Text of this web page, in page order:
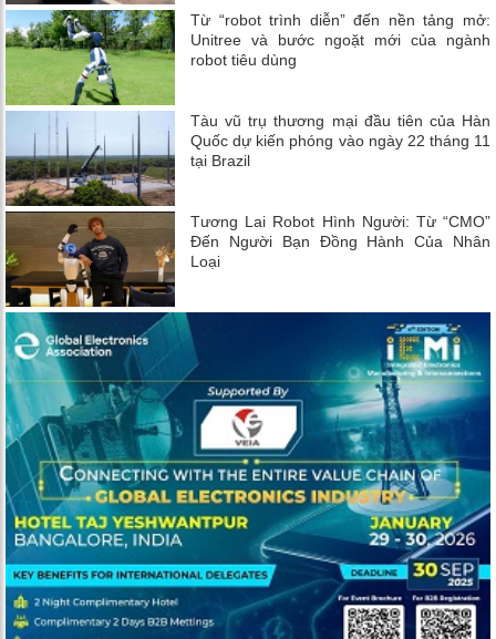
Từ “robot trình diễn” đến nền tảng mở:
Unitree và bước ngoặt mới của ngành
robot tiêu dùng
Tàu vũ trụ thương mại đầu tiên của Hàn
Quốc dự kiến ​​phóng vào ngày 22 tháng 11
tại Brazil
Tương Lai Robot Hình Người: Từ “CMO”
Đến Người Bạn Đồng Hành Của Nhân
Loại